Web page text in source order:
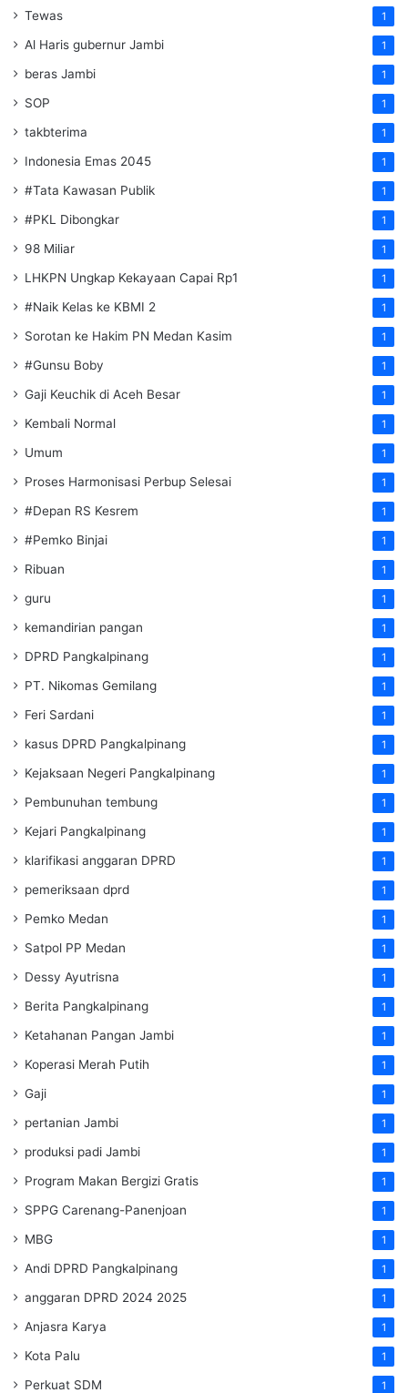
Tewas 1
Al Haris gubernur Jambi 1
beras Jambi 1
SOP 1
takbterima 1
Indonesia Emas 2045 1
#Tata Kawasan Publik 1
#PKL Dibongkar 1
98 Miliar 1
LHKPN Ungkap Kekayaan Capai Rp1 1
#Naik Kelas ke KBMI 2 1
Sorotan ke Hakim PN Medan Kasim 1
#Gunsu Boby 1
Gaji Keuchik di Aceh Besar 1
Kembali Normal 1
Umum 1
Proses Harmonisasi Perbup Selesai 1
#Depan RS Kesrem 1
#Pemko Binjai 1
Ribuan 1
guru 1
kemandirian pangan 1
DPRD Pangkalpinang 1
PT. Nikomas Gemilang 1
Feri Sardani 1
kasus DPRD Pangkalpinang 1
Kejaksaan Negeri Pangkalpinang 1
Pembunuhan tembung 1
Kejari Pangkalpinang 1
klarifikasi anggaran DPRD 1
pemeriksaan dprd 1
Pemko Medan 1
Satpol PP Medan 1
Dessy Ayutrisna 1
Berita Pangkalpinang 1
Ketahanan Pangan Jambi 1
Koperasi Merah Putih 1
Gaji 1
pertanian Jambi 1
produksi padi Jambi 1
Program Makan Bergizi Gratis 1
SPPG Carenang-Panenjoan 1
MBG 1
Andi DPRD Pangkalpinang 1
anggaran DPRD 2024 2025 1
Anjasra Karya 1
Kota Palu 1
Perkuat SDM 1